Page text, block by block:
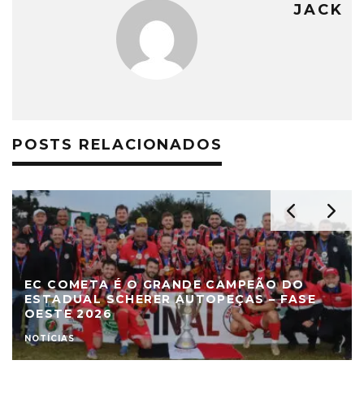
JACK
POSTS RELACIONADOS
EC COMETA É O GRANDE CAMPEÃO DO
ESTADUAL SCHERER AUTOPEÇAS – FASE
OESTE 2026
NOTÍCIAS